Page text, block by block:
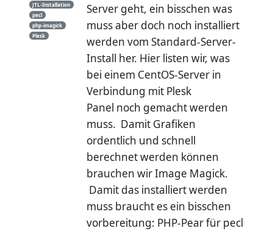
JTL-Installation
pecl
php-imagick
Plesk
Server geht, ein bisschen was
muss aber doch noch installiert
werden vom Standard-Server-
Install her. Hier listen wir, was
bei einem CentOS-Server in
Verbindung mit Plesk
Panel noch gemacht werden
muss. Damit Grafiken
ordentlich und schnell
berechnet werden können
brauchen wir Image Magick.
Damit das installiert werden
muss braucht es ein bisschen
vorbereitung: PHP-Pear für pecl